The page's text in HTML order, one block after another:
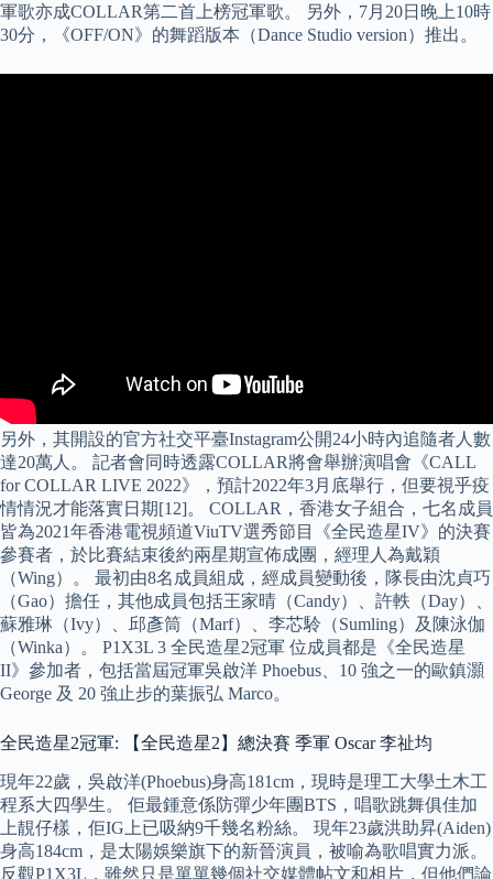
軍歌亦成COLLAR第二首上榜冠軍歌。 另外，7月20日晚上10時
30分，《OFF/ON》的舞蹈版本（Dance Studio version）推出。
另外，其開設的官方社交平臺Instagram公開24小時內追隨者人數
達20萬人。 記者會同時透露COLLAR將會舉辦演唱會《CALL
for COLLAR LIVE 2022》，預計2022年3月底舉行，但要視乎疫
情情況才能落實日期[12]。 COLLAR，香港女子組合，七名成員
皆為2021年香港電視頻道ViuTV選秀節目《全民造星IV》的決賽
參賽者，於比賽結束後約兩星期宣佈成團，經理人為戴穎
（Wing）。 最初由8名成員組成，經成員變動後，隊長由沈貞巧
（Gao）擔任，其他成員包括王家晴（Candy）、許軼（Day）、
蘇雅琳（Ivy）、邱彥筒（Marf）、李芯駖（Sumling）及陳泳伽
（Winka）。 P1X3L 3 全民造星2冠軍 位成員都是《全民造星
II》參加者，包括當屆冠軍吳啟洋 Phoebus、10 強之一的歐鎮灝
George 及 20 強止步的葉振弘 Marco。
全民造星2冠軍: 【全民造星2】總決賽 季軍 Oscar 李祉均
現年22歲，吳啟洋(Phoebus)身高181cm，現時是理工大學土木工
程系大四學生。 佢最鍾意係防彈少年團BTS，唱歌跳舞俱佳加
上靚仔樣，佢IG上已吸納9千幾名粉絲。 現年23歲洪助昇(Aiden)
身高184cm，是太陽娛樂旗下的新晉演員，被喻為歌唱實力派。
反觀P1X3L，雖然只是單單幾個社交媒體帖文和相片，但他們論